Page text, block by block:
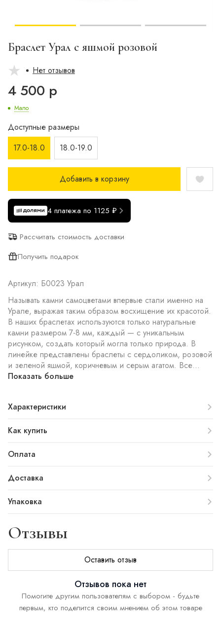
Браслет Урал с яшмой розовой
Нет отзывов
4 500 р
Мало
Доступные размеры
17.0-18.0
18.0-19.0
Добавить в корзину
4 платежа по 1125 ₽
Рассчитать стоимость доставки
Получить подарок
Артикул: Б0023 Урал
Называть камни самоцветами впервые стали именно на
Урале, выражая таким образом восхищение их красотой.
В наших браслетах используются только натуральные
камни размером 7-8 мм, каждый — с уникальным
рисунком, создать который могла только природа. В
линейке представлены браслеты с сердоликом, розовой
и зеленой яшмой, коричневым и серым агатом. Все...
Показать больше
Характеристики
Как купить
Оплата
Доставка
Упаковка
Отзывы
Оставить отзыв
Отзывов пока нет
Помогите другим пользователям с выбором - будьте
первым, кто поделится своим мнением об этом товаре